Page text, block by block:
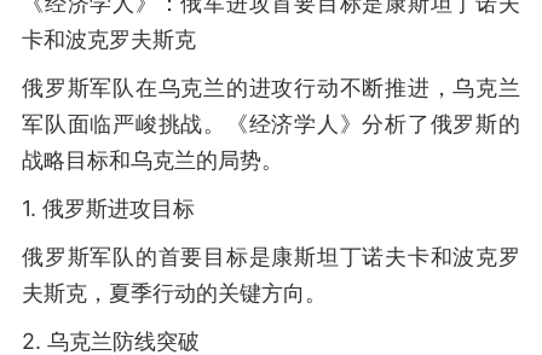
卡和波克罗夫斯克
俄罗斯军队在乌克兰的进攻行动不断推进，乌克兰
军队面临严峻挑战。《经济学人》分析了俄罗斯的
战略目标和乌克兰的局势。
1. 俄罗斯进攻目标
俄罗斯军队的首要目标是康斯坦丁诺夫卡和波克罗
夫斯克，夏季行动的关键方向。
2. 乌克兰防线突破